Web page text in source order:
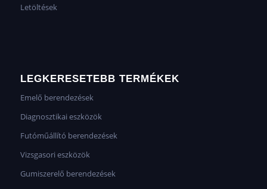
Letöltések
LEGKERESETEBB TERMÉKEK
Emelő berendezések
Diagnosztikai eszközök
Futóműállító berendezések
Vizsgasori eszközök
Gumiszerelő berendezések